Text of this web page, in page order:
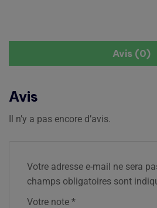
Avis (0)
Avis
Il n’y a pas encore d’avis.
Votre adresse e-mail ne sera
champs obligatoires sont
Votre note *